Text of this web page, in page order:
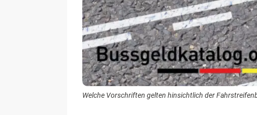
Welche Vorschriften gelten hinsichtlich der